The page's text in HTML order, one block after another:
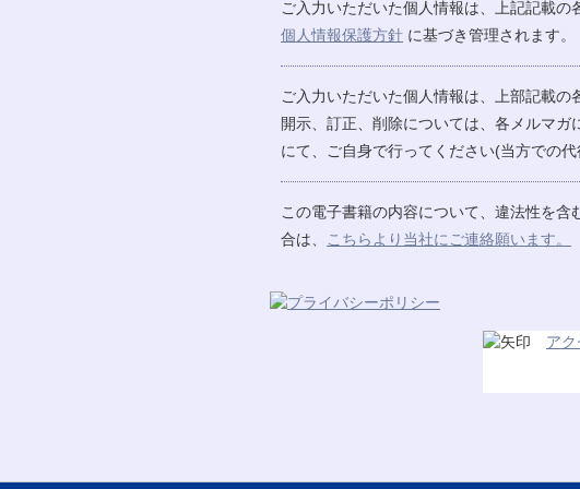
ご入力いただいた個人情報は、上記記載
個人情報保護方針 に基づき管理されます。
ご入力いただいた個人情報は、上部記載
開示、訂正、削除については、各メルマ
にて、ご自身で行ってください(当方での代
この電子書籍の内容について、違法性を
合は、
こちらより当社にご連絡願います。
ア